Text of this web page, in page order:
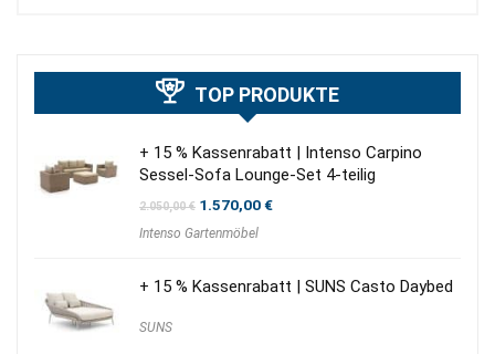
TOP PRODUKTE
+ 15 % Kassenrabatt | Intenso Carpino
Sessel-Sofa Lounge-Set 4-teilig
2.050,00€ Ursprünglicher
war:
1.570,00€Aktueller
Intenso Gartenmöbel
+ 15 % Kassenrabatt | SUNS Casto Daybed
SUNS